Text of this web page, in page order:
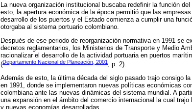
La nueva organización institucional buscaba redefinir la función
esto, la apertura económica de la época permitió que las
desarrollo de los puertos y el Estado comienza a cumplir una
otorgaba al sistema portuario colombiano.
Después de ese periodo de reorganización normativa en 1991 se
decretos reglamentarios, los Ministerios de Transporte y Medio
racionalizar el desarrollo de la actividad portuaria en puertos
(Departamento Nacional de Planeación, 2001 , p. 2).
Además de esto, la última década del siglo pasado trajo consigo
en 1991, donde se implementaron nuevas políticas económicas
colombiana ante las nuevas dinámicas del sistema mundial. A
una expansión en el ámbito del comercio internacional la cual
y nuevas economías desarrolladas.